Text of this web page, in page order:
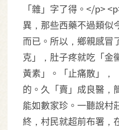
「雜」字了得。</p>
異，那些西藥不過類似
而已。所以，鄉親感冒
克」，肚子疼就吃「金
黃素」。「止痛散」，
的。久「賣」成良醫，
能如數家珍。一聽說村
終，村民就超前布署，